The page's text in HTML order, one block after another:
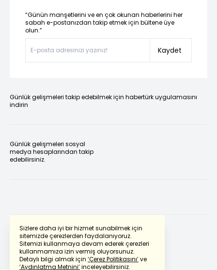
Sizlere daha iyi bir hizmet sunabilmek için
sitemizde çerezlerden faydalanıyoruz.
Sitemizi kullanmaya devam ederek çerezleri
kullanmamıza izin vermiş oluyorsunuz.
Detaylı bilgi almak için ‘Çerez Politikasını’ve
‘Aydınlatma Metnini’inceleyebilirsiniz.
“Günün manşetlerini ve en çok okunan haberlerini her
sabah e-postanızdan takip etmek için bültene üye
olun.”
Kaydet
Günlük gelişmeleri takip edebilmek için habertürk uygulamasını
indirin
Günlük gelişmeleri sosyal
medya hesaplarından takip
edebilirsiniz.
Powered by Translate